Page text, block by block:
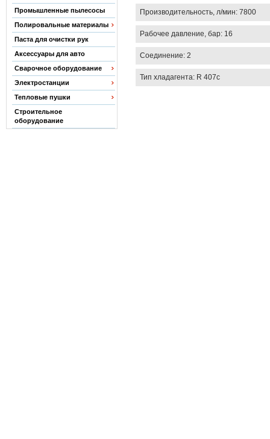
Промышленные пылесосы
Полировальные материалы
Паста для очистки рук
Аксессуары для авто
Сварочное оборудование
Электростанции
Тепловые пушки
Строительное
оборудование
Производительность, л/мин: 7800
Рабочее давление, бар: 16
Соединение: 2
Тип хладагента: R 407c